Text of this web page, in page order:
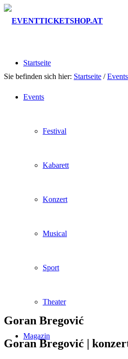
Startseite
Events
Festival
Kabarett
Konzert
Musical
Sport
Theater
Magazin
Sie befinden sich hier: Startseite / Events
Goran Bregović
Goran Bregović |